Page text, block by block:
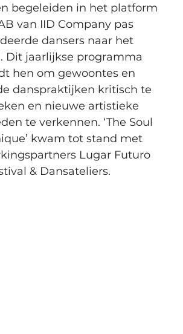
begeleiden in het platform
van IID Company pas
dansers naar het
Dit jaarlijkse programma
hen om gewoontes en
danspraktijken kritisch te
en nieuwe artistieke
te verkennen. ‘The Soul
kwam tot stand met
Lugar Futuro
& Dansateliers.